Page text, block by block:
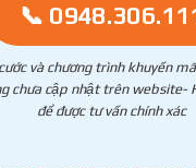
📞
và chương trình khuyến
chưa cập nhật trên website-
để được tư vấn chính xác